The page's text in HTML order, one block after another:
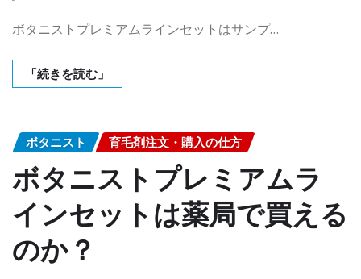
ボタニストプレミアムラインセットはサンプ…
「続きを読む」
ボタニスト 育毛剤注文・購入の仕方
ボタニストプレミアムラ
インセットは薬局で買える
のか？